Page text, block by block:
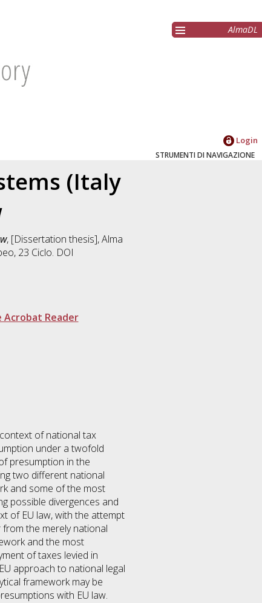
AlmaDL
Login
STRUMENTI DI NAVIGAZIONE
(Italy
, [Dissertation thesis], Alma
, 23 Ciclo. DOI
Acrobat Reader
of national tax
under a twofold
presumption in the
two different national
and some of the most
possible divergences and
of EU law, with the attempt
the merely national
and the most
of taxes levied in
approach to national legal
framework may be
with EU law.